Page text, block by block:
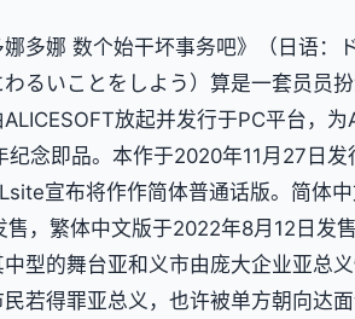
娜多娜 数个始干坏事务吧》（日语：
わるいことをしよう）算是一套员员
放起并发行于PC平台，为
纪念即品。本作于2020年11月27日发
宣布将作作简体普通话版。简体
售，繁体中文版于2022年8月12日发
型的舞台亚和义市由庞大企业亚总义
民若得罪亚总义，也许被单方朝向达